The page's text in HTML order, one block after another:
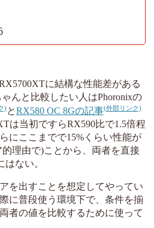
に結構な性能差がある
んと比較したい人はPhoronixの
とRX580 OC 8Gの記事
は当初ですらRX590比で1.5倍程
にここまでで15%くらい性能が
理由で)ことから、両者を直接
はない。
を出すことを想定してやってい
に普段使う環境下で、条件を揃
者の値を比較するために使って